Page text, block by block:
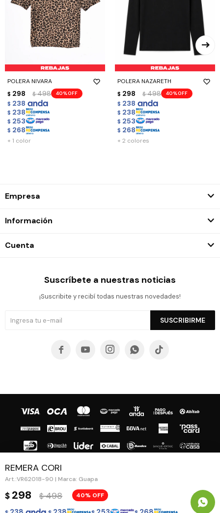
REMERA CORI
VR62018-90 | Marca: Guapa
$ 298 $ 498 40
POLERA NIVARA
$ 298 $ 498 40
$ 238
$ 238
$ 253
$ 268
+ 1 color
POLERA NAZARETH
$ 298 $ 498 40
$ 238
$ 238
$ 253
$ 268
+ 2 colores
Empresa
Información
Cuenta
Suscríbete a nuestras noticias
¡Suscribite y recibí todas nuestras novedades!
SUSCRIBIRME
    